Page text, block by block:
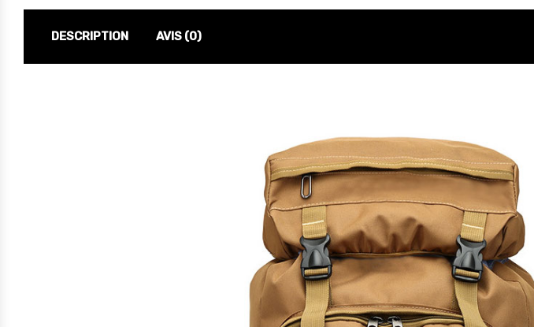
DESCRIPTION AVIS (0)